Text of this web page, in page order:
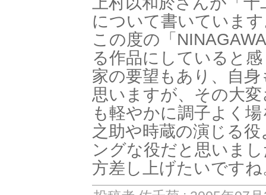
について書いていま
この度の「
る作品にしていると
家の要望もあり、自
思いますが、その大
も軽やかに調子よく
之助や時蔵の演じる
ングな役だと思いま
方差し上げたいですね